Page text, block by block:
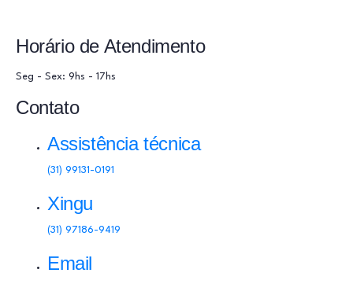
Horário de Atendimento
Seg - Sex: 9hs - 17hs
Contato
Assistência técnica
(31) 99131-0191
Xingu
(31) 97186-9419
Email